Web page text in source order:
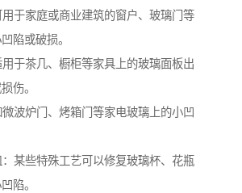
于家庭或商业建筑的窗户、玻璃门等
陷或破损。
于茶几、橱柜等家具上的玻璃面板出
伤。
波炉门、烤箱门等家电玻璃上的小凹
某些特殊工艺可以修复玻璃杯、花瓶
陷。